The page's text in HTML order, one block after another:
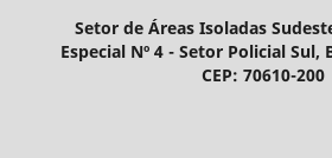
Setor de Áreas Isoladas
Especial Nº 4 - Setor Policial Sul,
CEP: 70610-200